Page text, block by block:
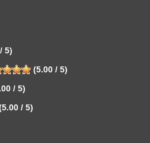
5)
(5.00 / 5)
/ 5)
/ 5)